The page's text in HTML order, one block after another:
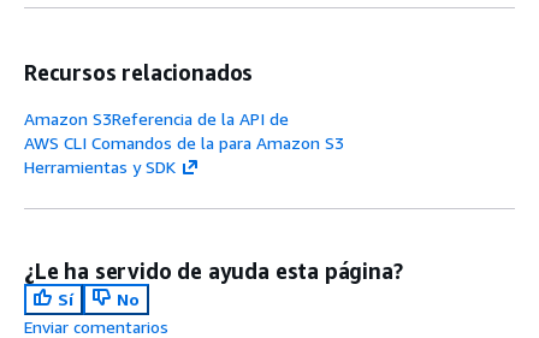
Recursos relacionados
Amazon S3Referencia de la API de
AWS CLI Comandos de la para Amazon S3
Herramientas y SDK
¿Le ha servido de ayuda esta página?
Sí
No
Enviar comentarios